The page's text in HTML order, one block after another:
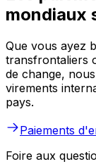
mondiaux
Que vous ayez
transfrontaliers
de change,
virements
pays.
Paiements
Foire aux